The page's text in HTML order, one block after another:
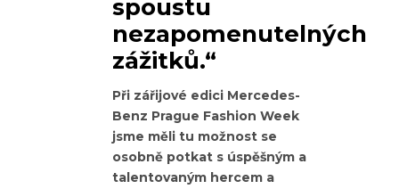
spoustu
nezapomenutelných
zážitků.“
Při zářijové edici Mercedes-
Benz Prague Fashion Week
jsme měli tu možnost se
osobně potkat s úspěšným a
talentovaným hercem a